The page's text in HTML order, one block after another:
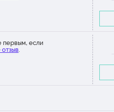
первым, если
.